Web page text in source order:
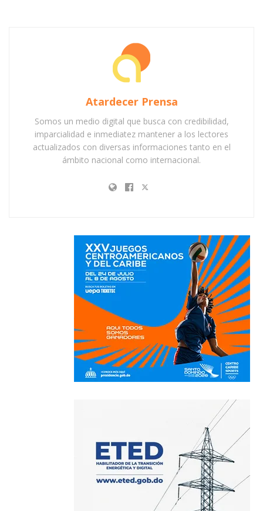
Atardecer Prensa
Somos un medio digital que busca con credibilidad,
imparcialidad e inmediatez mantener a los lectores
actualizados con diversas informaciones tanto en el
ámbito nacional como internacional.